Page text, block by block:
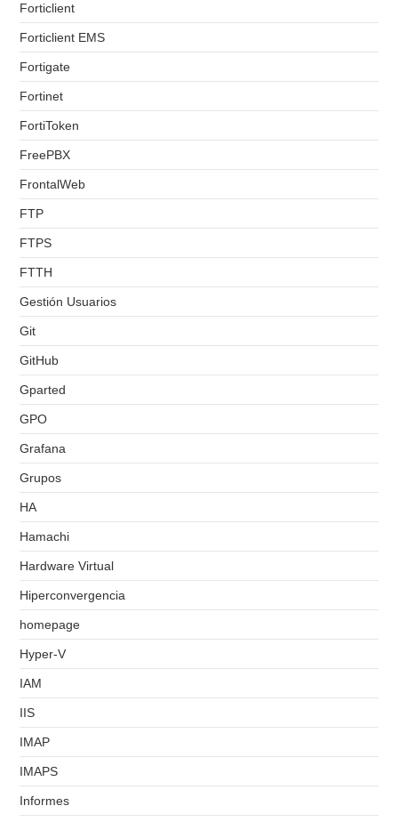
Forticlient
Forticlient EMS
Fortigate
Fortinet
FortiToken
FreePBX
FrontalWeb
FTP
FTPS
FTTH
Gestión Usuarios
Git
GitHub
Gparted
GPO
Grafana
Grupos
HA
Hamachi
Hardware Virtual
Hiperconvergencia
homepage
Hyper-V
IAM
IIS
IMAP
IMAPS
Informes